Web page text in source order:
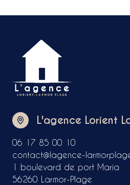
L'agence Lorient
06 17 85 00 10
contact@lagence-
1 boulevard de port Maria
56260 Larmor-Plage